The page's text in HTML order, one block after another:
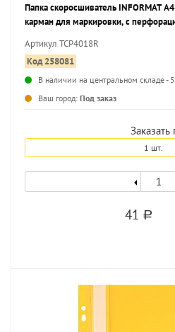
Папка скоросшиватель INFORMAT
карман для маркировки, с
Артикул TCP4018R
Код 258081
В наличии на центральном складе -
Ваш город: Под заказ
Заказать
1 шт.
41 a